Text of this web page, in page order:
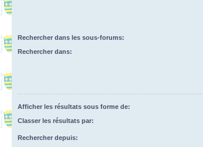
Rechercher dans les sous-forums:
Rechercher dans:
Afficher les résultats sous forme de:
Classer les résultats par:
Rechercher depuis: